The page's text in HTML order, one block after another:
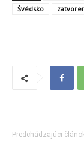
Švédsko
Predchádzajúci